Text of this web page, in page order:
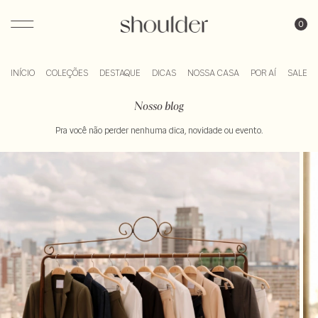
Blog Shoulder
INÍCIO COLEÇÕES DESTAQUE DICAS NOSSA CASA POR AÍ SALE
Nosso blog
Pra você não perder nenhuma dica, novidade ou evento.